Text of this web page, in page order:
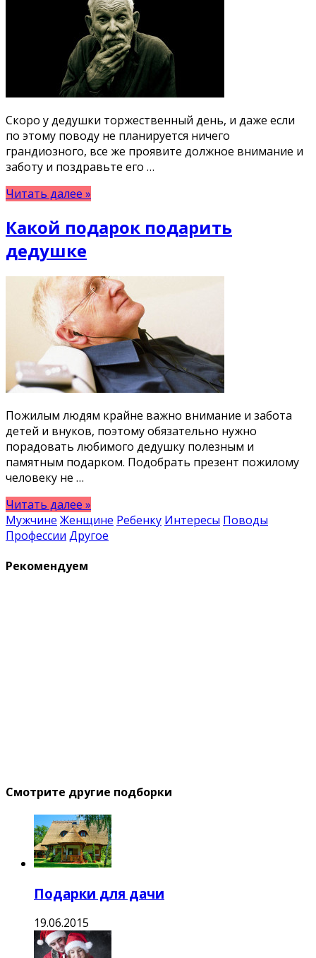
Скоро у дедушки торжественный день, и даже если
по этому поводу не планируется ничего
грандиозного, все же проявите должное внимание и
заботу и поздравьте его …
Читать далее »
Какой подарок подарить
дедушке
Пожилым людям крайне важно внимание и забота
детей и внуков, поэтому обязательно нужно
порадовать любимого дедушку полезным и
памятным подарком. Подобрать презент пожилому
человеку не …
Читать далее »
Мужчине Женщине Ребенку Интересы Поводы
Профессии Другое
Рекомендуем
Смотрите другие подборки
Подарки для дачи
19.06.2015